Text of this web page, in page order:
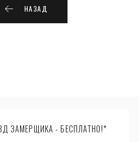
НАЗАД
ЗАМЕРЩИКА - БЕСПЛАТНО!*